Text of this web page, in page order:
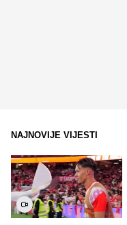
NAJNOVIJE VIJESTI